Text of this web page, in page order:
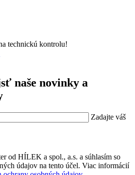
technickú kontrolu!
naše novinky a
Zadajte váš
od HÍLEK a spol., a.s. a súhlasím so
údajov na tento účel. Viac informácií